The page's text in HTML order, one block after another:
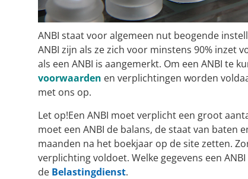
ANBI staat voor algemeen nut beogende
ANBI zijn als ze zich voor minstens 90% inzet
als een ANBI is aangemerkt. Om een ANBI te
voorwaarden en verplichtingen worden
met ons op.
Let op!Een ANBI moet verplicht een groot
moet een ANBI de balans, de staat van baten
maanden na het boekjaar op de site zetten.
verplichting voldoet. Welke gegevens een
de Belastingdienst.